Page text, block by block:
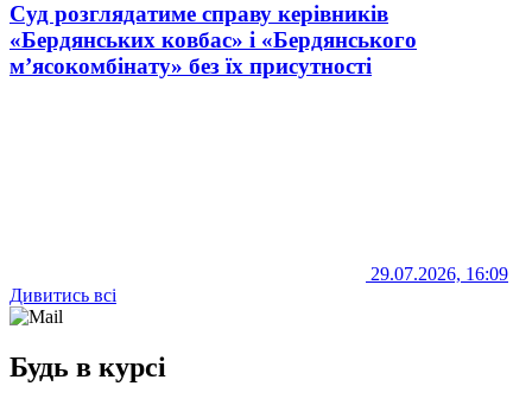
Суд розглядатиме справу керівників
«Бердянських ковбас» і «Бердянського
м’ясокомбінату» без їх присутності
29.07.2026, 16:09
Дивитись всі
Будь в курсі